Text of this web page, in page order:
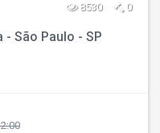
8530 0
- São Paulo - SP